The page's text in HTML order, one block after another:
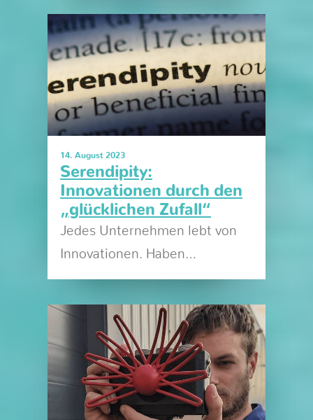
14. August 2023
Serendipity:
Innovationen durch den
„glücklichen Zufall“
Jedes Unternehmen lebt von
Innovationen. Haben…